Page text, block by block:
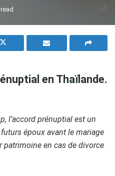
en Thaïlande.
l’accord prénuptial est un
époux avant le mariage
patrimoine en cas de divorce